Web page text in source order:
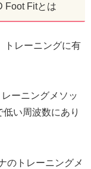
Foot Fitとは
トレーニングに有
ーニングメソッ
い周波数にあり
のトレーニングメ